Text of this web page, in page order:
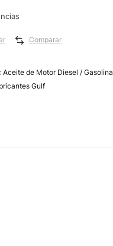
Comparar
Aceite de Motor Diesel / Gasolina
Gulf